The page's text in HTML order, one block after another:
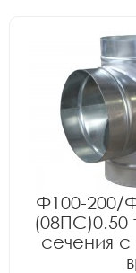
Ф100-200/
(08ПС)0.50
сечения